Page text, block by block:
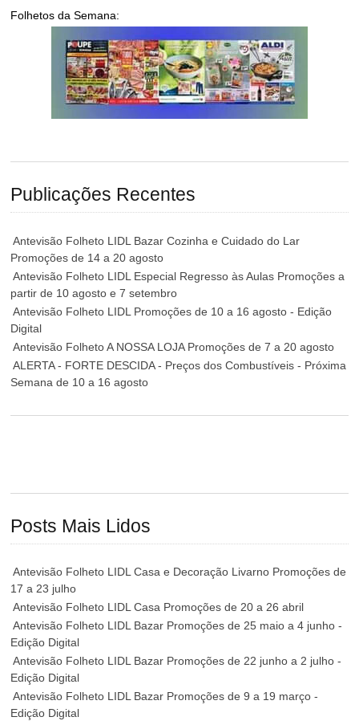
Folhetos da Semana:
Publicações Recentes
Antevisão Folheto LIDL Bazar Cozinha e Cuidado do Lar
Promoções de 14 a 20 agosto
Antevisão Folheto LIDL Especial Regresso às Aulas Promoções a
partir de 10 agosto e 7 setembro
Antevisão Folheto LIDL Promoções de 10 a 16 agosto - Edição
Digital
Antevisão Folheto A NOSSA LOJA Promoções de 7 a 20 agosto
ALERTA - FORTE DESCIDA - Preços dos Combustíveis - Próxima
Semana de 10 a 16 agosto
Posts Mais Lidos
Antevisão Folheto LIDL Casa e Decoração Livarno Promoções de
17 a 23 julho
Antevisão Folheto LIDL Casa Promoções de 20 a 26 abril
Antevisão Folheto LIDL Bazar Promoções de 25 maio a 4 junho -
Edição Digital
Antevisão Folheto LIDL Bazar Promoções de 22 junho a 2 julho -
Edição Digital
Antevisão Folheto LIDL Bazar Promoções de 9 a 19 março -
Edição Digital